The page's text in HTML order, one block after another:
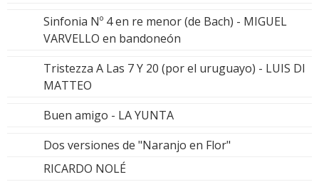
Sinfonia Nº 4 en re menor (de Bach) - MIGUEL
VARVELLO en bandoneón
Tristezza A Las 7 Y 20 (por el uruguayo) - LUIS DI
MATTEO
Buen amigo - LA YUNTA
Dos versiones de "Naranjo en Flor"
RICARDO NOLÉ